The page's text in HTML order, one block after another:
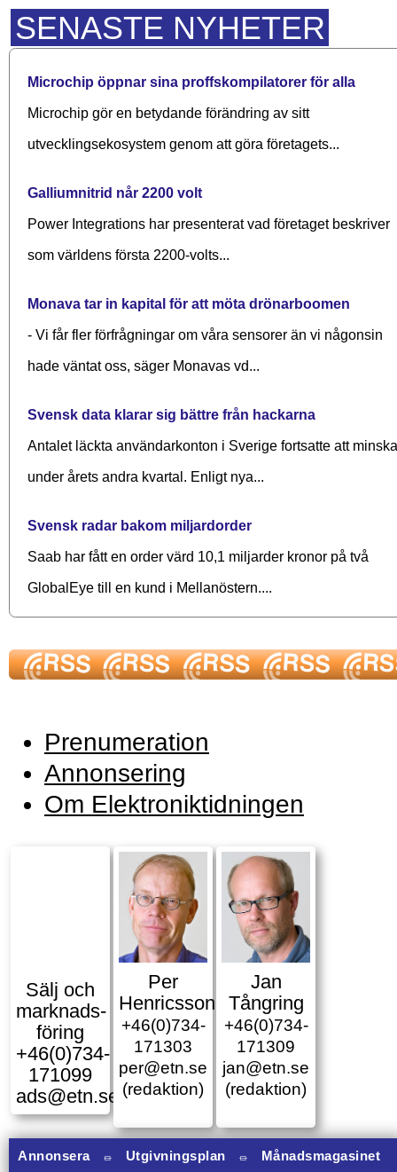
SENASTE NYHETER
Microchip öppnar sina proffskompilatorer för alla
Microchip gör en betydande förändring av sitt
utvecklingsekosystem genom att göra företagets...
Galliumnitrid når 2200 volt
Power Integrations har presenterat vad företaget beskriver
som världens första 2200-volts...
Monava tar in kapital för att möta drönarboomen
- Vi får fler förfrågningar om våra sensorer än vi någonsin
hade väntat oss, säger Monavas vd...
Svensk data klarar sig bättre från hackarna
Antalet läckta användarkonton i Sverige fortsatte att minska
under årets andra kvartal. Enligt nya...
Svensk radar bakom miljardorder
Saab har fått en order värd 10,1 miljarder kronor på två
GlobalEye till en kund i Mellanöstern....
Prenumeration
Annonsering
Om Elektroniktidningen
Sälj och
marknads­
föring
+46(0)734-
171099
ads@etn.se
Per
Henricsson
+46(0)734-
171303
per@etn.se
(redaktion)
Jan
Tångring
+46(0)734-
171309
jan@etn.se
(redaktion)
Annonsera ⏛ Utgivningsplan ⏛
Månadsmagasinet